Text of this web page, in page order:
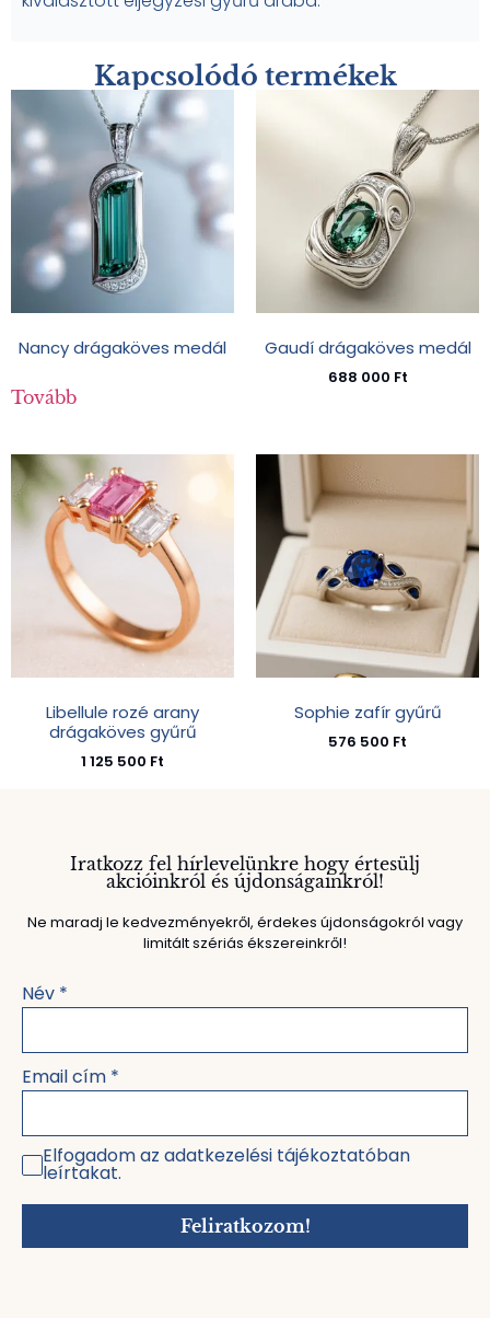
Kapcsolódó termékek
Nancy drágaköves medál
Tovább
Gaudí drágaköves medál
688 000 Ft
Libellule rozé arany
drágaköves gyűrű
1 125 500 Ft
Sophie zafír gyűrű
576 500 Ft
Iratkozz fel hírlevelünkre hogy értesülj
akcióinkról és újdonságainkról!
Ne maradj le kedvezményekről, érdekes újdonságokról vagy
limitált szériás ékszereinkről!
Név *
Email cím *
Elfogadom az adatkezelési tájékoztatóban
leírtakat.
Feliratkozom!